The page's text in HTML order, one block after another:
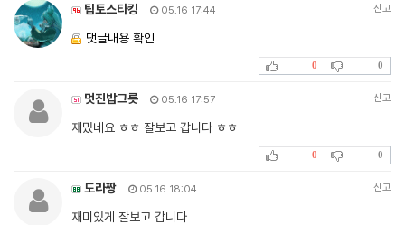
팁토스타킹 05.16 17:44 신고
댓글내용 확인
0 0
멋진밥그릇 05.16 17:57 신고
재밌네요 ㅎㅎ 잘보고 갑니다 ㅎㅎ
0 0
도라짱 05.16 18:04 신고
재미있게 잘보고 갑니다